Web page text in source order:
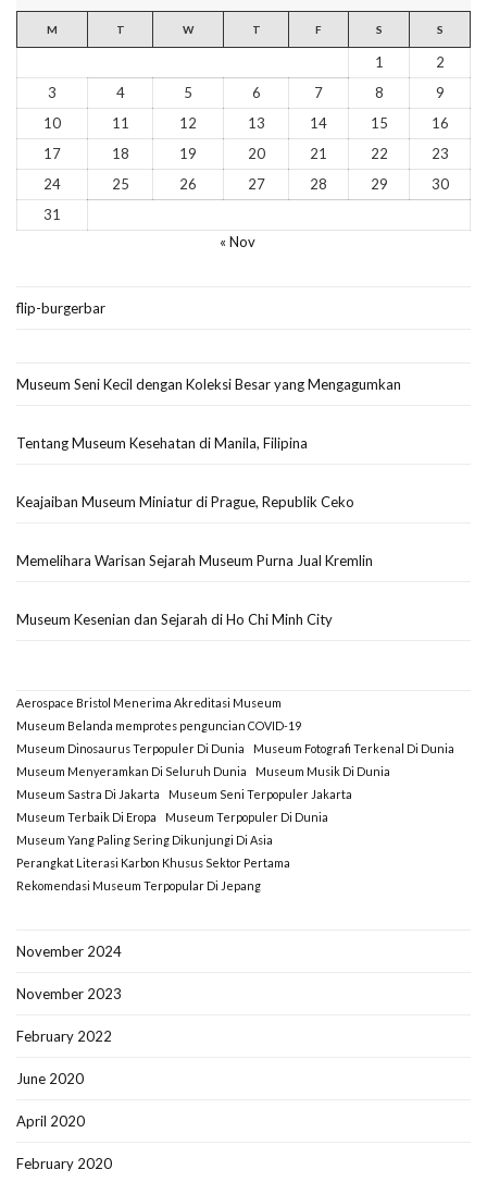
M T W T F S S
1
2
3
4 5 6 7 8
9
10
11 12 13 14 15
16
17
18 19 20 21 22
23
24
25 26 27 28 29
30
31
« Nov
flip-burgerbar
Museum Seni Kecil dengan Koleksi Besar yang Mengagumkan
Tentang Museum Kesehatan di Manila, Filipina
Keajaiban Museum Miniatur di Prague, Republik Ceko
Memelihara Warisan Sejarah Museum Purna Jual Kremlin
Museum Kesenian dan Sejarah di Ho Chi Minh City
Aerospace Bristol Menerima Akreditasi Museum
Museum Belanda memprotes penguncian COVID-19
Museum Dinosaurus Terpopuler Di Dunia
Museum Fotografi Terkenal Di Dunia
Museum Menyeramkan Di Seluruh Dunia
Museum Musik Di Dunia
Museum Sastra Di Jakarta
Museum Seni Terpopuler Jakarta
Museum Terbaik Di Eropa
Museum Terpopuler Di Dunia
Museum Yang Paling Sering Dikunjungi Di Asia
Perangkat Literasi Karbon Khusus Sektor Pertama
Rekomendasi Museum Terpopular Di Jepang
November 2024
November 2023
February 2022
June 2020
April 2020
February 2020